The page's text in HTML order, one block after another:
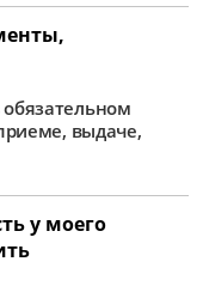
после
выдаче,
у моего